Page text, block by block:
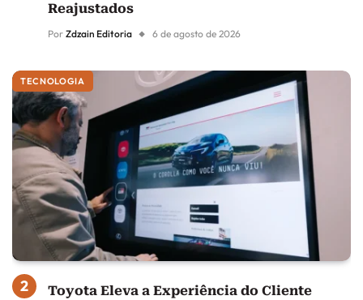
Reajustados
Por Zdzain Editoria 6 de agosto de 2026
TECNOLOGIA
Toyota Eleva a Experiência do Cliente